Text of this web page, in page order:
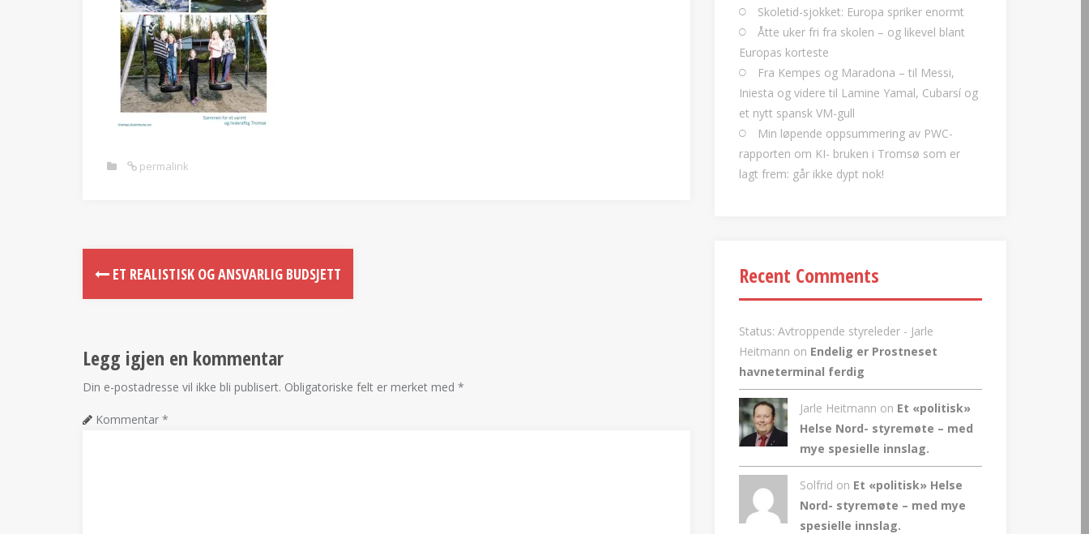
permalink
ET REALISTISK OG ANSVARLIG BUDSJETT
Legg igjen en kommentar
Din e-postadresse vil ikke bli publisert. Obligatoriske felt er merket med *
Kommentar *
Skoletid-sjokket: Europa spriker enormt
Åtte uker fri fra skolen – og likevel blant
Europas korteste
Fra Kempes og Maradona – til Messi,
Iniesta og videre til Lamine Yamal, Cubarsí og
et nytt spansk VM-gull
Min løpende oppsummering av PWC-
rapporten om KI- bruken i Tromsø som er
lagt frem: går ikke dypt nok!
Recent Comments
Status: Avtroppende styreleder - Jarle
Heitmann on Endelig er Prostneset
havneterminal ferdig
Jarle Heitmann on Et «politisk»
Helse Nord- styremøte – med
mye spesielle innslag.
Solfrid on Et «politisk» Helse
Nord- styremøte – med mye
spesielle innslag.